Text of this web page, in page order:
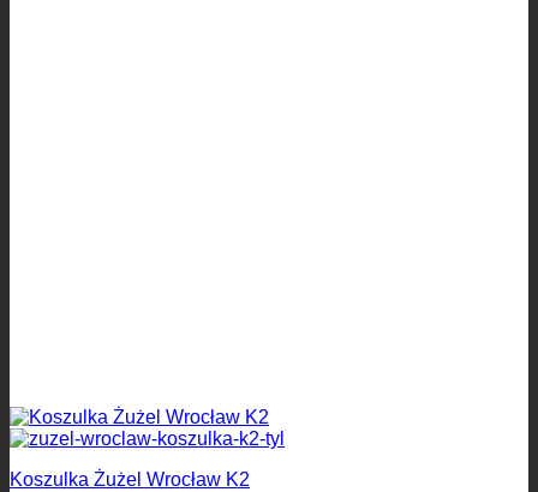
Koszulka Żużel Wrocław K2